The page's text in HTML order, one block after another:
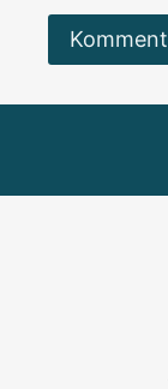
Alternative: